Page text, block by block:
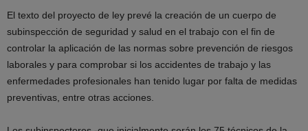
El texto del proyecto de ley prevé la creación de un cuerpo de
subinspección de seguridad y salud en el trabajo con el fin de
controlar la aplicación de las normas sobre prevención de riesgos
laborales y para comprobar si los accidentes de trabajo y las
enfermedades profesionales han tenido lugar por falta de medidas
preventivas, entre otras acciones.